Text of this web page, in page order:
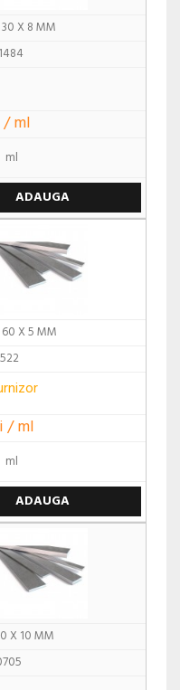
X 8 MM
/ ml
ml
ADAUGA
60 X 5 MM
/ ml
ml
ADAUGA
X 10 MM